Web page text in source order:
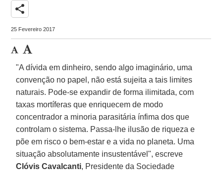
share
25 Fevereiro 2017
"A dívida em dinheiro, sendo algo imaginário, uma
convenção no papel, não está sujeita a tais limites
naturais. Pode-se expandir de forma ilimitada, com
taxas mortíferas que enriquecem de modo
concentrador a minoria parasitária ínfima dos que
controlam o sistema. Passa-lhe ilusão de riqueza e
põe em risco o bem-estar e a vida no planeta. Uma
situação absolutamente insustentável", escreve
Clóvis Cavalcanti, Presidente da Sociedade